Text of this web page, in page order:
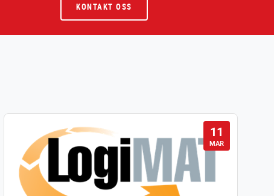
KONTAKT OSS
11
MAR